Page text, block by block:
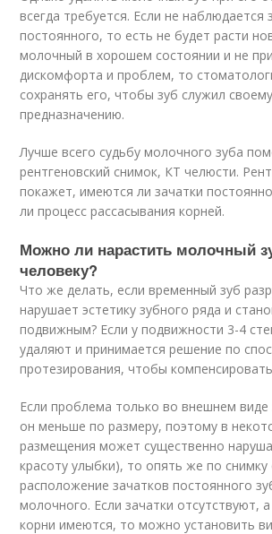
всегда требуется. Если не наблюдается
постоянного, то есть не будет расти
молочный в хорошем состоянии и не
дискомфорта и проблем, то
сохранять его, чтобы зуб служил своему
предназначению.
Лучше всего судьбу молочного зуба
рентгеновский снимок, КТ челюсти.
покажет, имеются ли зачатки
ли процесс рассасывания корней.
Можно ли нарастить молочный
человеку?
Что же делать, если временный зуб
нарушает эстетику зубного ряда и
подвижным? Если у подвижности 3-4
удаляют и принимается решение по
протезирования, чтобы
Если проблема только во внешнем
он меньше по размеру, поэтому в
размещения может существенно
красоту улыбки), то опять же по
расположение зачатков постоянного
молочного. Если зачатки отсутствуют,
корни имеются, то можно установить